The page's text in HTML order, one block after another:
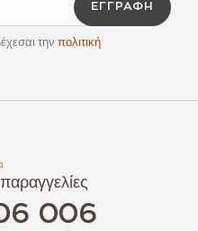
ΕΓΓΡΑΦΉ
την πολιτική
006